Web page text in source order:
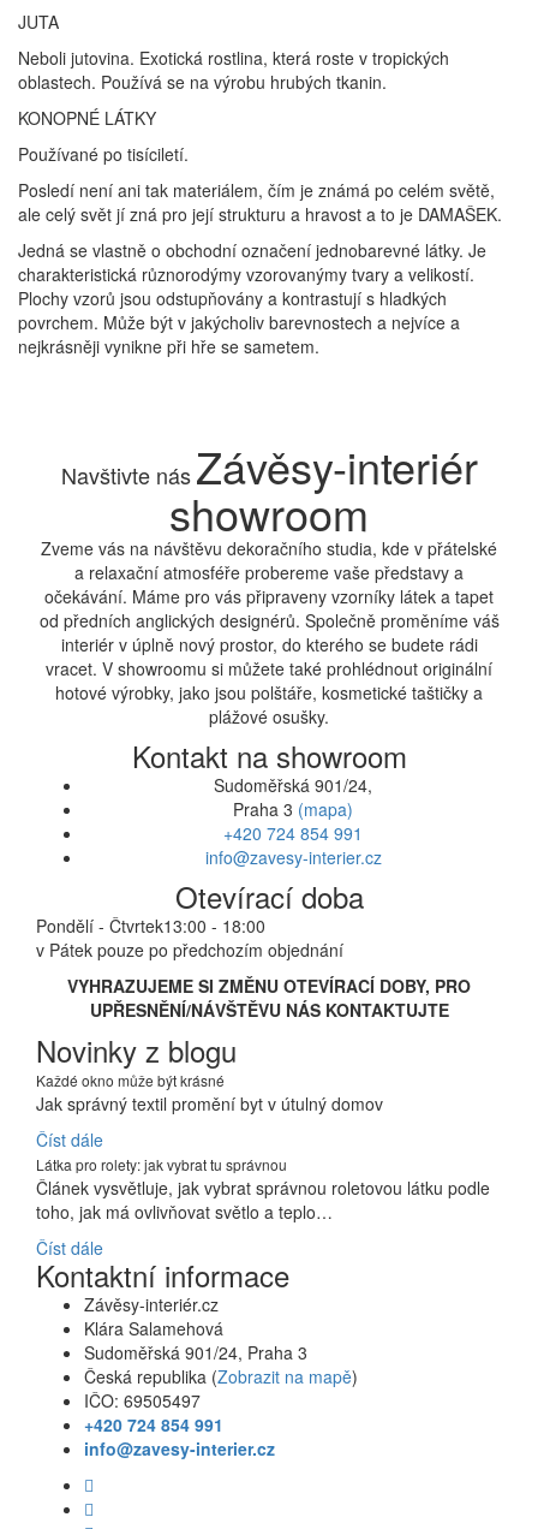
JUTA
Neboli jutovina. Exotická rostlina, která roste v tropických
oblastech. Používá se na výrobu hrubých tkanin.
KONOPNÉ LÁTKY
Používané po tisíciletí.
Posledí není ani tak materiálem, čím je známá po celém světě,
ale celý svět jí zná pro její strukturu a hravost a to je DAMAŠEK.
Jedná se vlastně o obchodní označení jednobarevné látky. Je
charakteristická různorodýmy vzorovanýmy tvary a velikostí.
Plochy vzorů jsou odstupňovány a kontrastují s hladkých
povrchem. Může být v jakýcholiv barevnostech a nejvíce a
nejkrásněji vynikne při hře se sametem.
Navštivte nás Závěsy-interiér
showroom
Zveme vás na návštěvu dekoračního studia, kde v přátelské
a relaxační atmosféře probereme vaše představy a
očekávání. Máme pro vás připraveny vzorníky látek a tapet
od předních anglických designérů. Společně proměníme váš
interiér v úplně nový prostor, do kterého se budete rádi
vracet. V showroomu si můžete také prohlédnout originální
hotové výrobky, jako jsou polštáře, kosmetické taštičky a
plážové osušky.
Kontakt na showroom
Sudoměřská 901/24,
Praha 3 (mapa)
+420 724 854 991
info@zavesy-interier.cz
Otevírací doba
Pondělí - Čtvrtek13:00 - 18:00
v Pátek pouze po předchozím objednání
VYHRAZUJEME SI ZMĚNU OTEVÍRACÍ DOBY, PRO
UPŘESNĚNÍ/NÁVŠTĚVU NÁS KONTAKTUJTE
Novinky z blogu
Každé okno může být krásné
Jak správný textil promění byt v útulný domov
Číst dále
Látka pro rolety: jak vybrat tu správnou
Článek vysvětluje, jak vybrat správnou roletovou látku podle
toho, jak má ovlivňovat světlo a teplo…
Číst dále
Kontaktní informace
Závěsy-interiér.cz
Klára Salamehová
Sudoměřská 901/24, Praha 3
Česká republika (Zobrazit na mapě)
IČO: 69505497
+420 724 854 991
info@zavesy-interier.cz